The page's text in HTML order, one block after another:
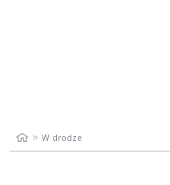
W drodze